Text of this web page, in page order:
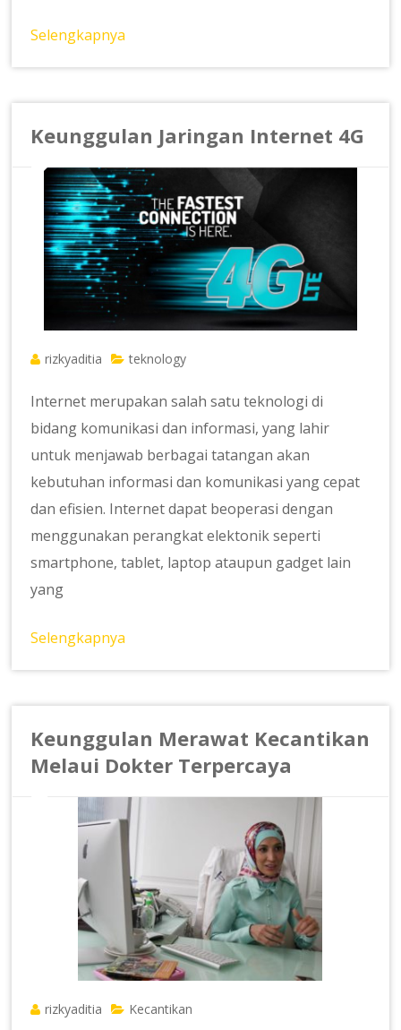
Selengkapnya
Keunggulan Jaringan Internet 4G
rizkyaditia teknology
Internet merupakan salah satu teknologi di
bidang komunikasi dan informasi, yang lahir
untuk menjawab berbagai tatangan akan
kebutuhan informasi dan komunikasi yang cepat
dan efisien. Internet dapat beoperasi dengan
menggunakan perangkat elektonik seperti
smartphone, tablet, laptop ataupun gadget lain
yang
Selengkapnya
Keunggulan Merawat Kecantikan
Melaui Dokter Terpercaya
rizkyaditia Kecantikan